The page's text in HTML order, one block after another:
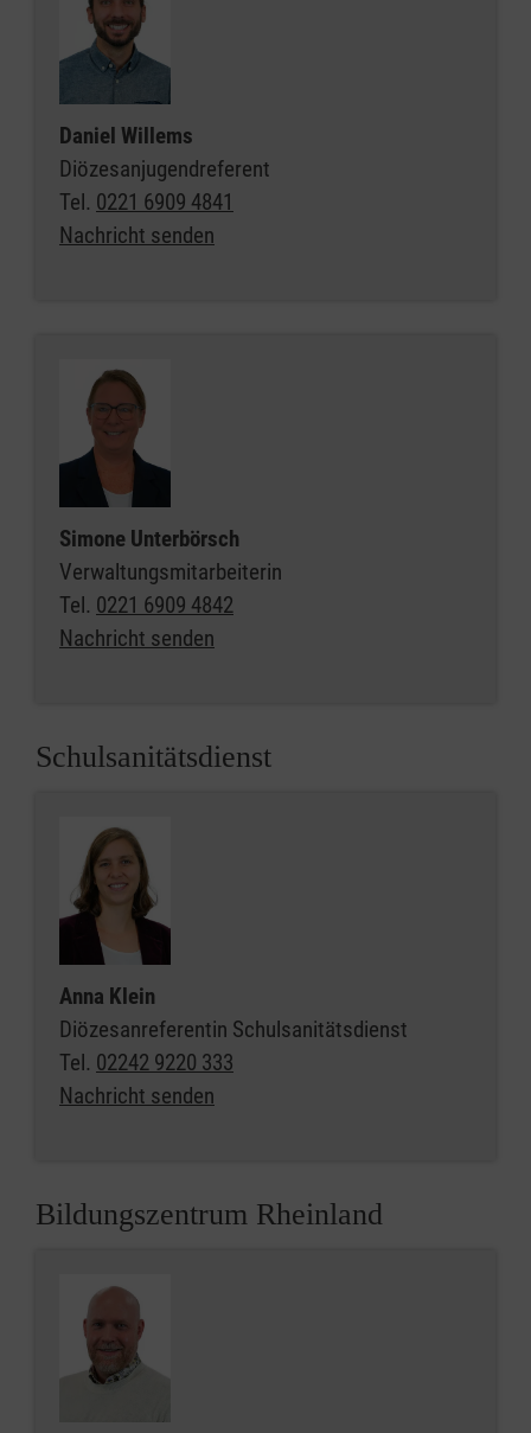
Daniel Willems
Diözesanjugendreferent
Tel. 0221 6909 4841
Nachricht senden
Simone Unterbörsch
Verwaltungsmitarbeiterin
Tel. 0221 6909 4842
Nachricht senden
Schulsanitätsdienst
Anna Klein
Diözesanreferentin Schulsanitätsdienst
Tel. 02242 9220 333
Nachricht senden
Bildungszentrum Rheinland